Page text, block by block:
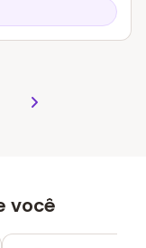
você